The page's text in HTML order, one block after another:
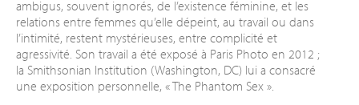
ambigus, souvent ignorés, de l’existence féminine, et les
relations entre femmes qu’elle dépeint, au travail ou dans
l’intimité, restent mystérieuses, entre complicité et
agressivité. Son travail a été exposé à Paris Photo en 2012 ;
la Smithsonian Institution (Washington, DC) lui a consacré
une exposition personnelle, « The Phantom Sex ».